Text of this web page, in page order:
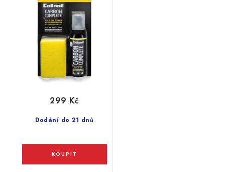
Complet 125ml
Dodání do 21 dnů
299 Kč